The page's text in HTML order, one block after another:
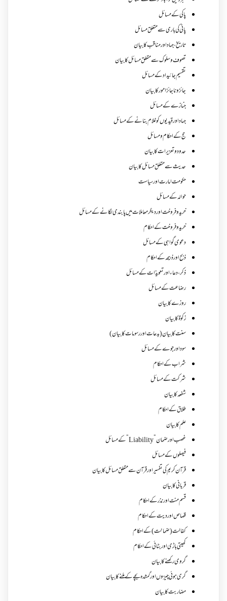
پاکی کے مسائل
پانی کی باری سے متعلق مسائل
تاریخ،جہاد اور مناقب کا بیان
تصوف و سلوک سے متعلق مسائل کا بیان
تقسیم جائیداد کے مسائل
جائز و ناجائزامور کا بیان
جنازے کےمسائل
جہاد اور قیدیوں کو غلام بنانے کے مسائل
حج کے احکام ومسائل
حدود و تعزیرات کا بیان
حدیث سے متعلق مسائل کا بیان
حکومت امارت اور سیاست
حوالہ کے مسائل
خرید و فروخت اور دیگر معاملات میں پابندی لگانے کے مسائل
خرید و فروخت کے احکام
دعوی گواہی کے مسائل
ذبح اور ذبیحہ کے احکام
ذکر،دعاء اور تعویذات کے مسائل
رضاعت کے مسائل
روزے کا بیان
زکوة کابیان
سنت کا بیان (بدعات اور رسومات کا بیان)
سود اور جوے کے مسائل
شراب کے احکام
شرکت کے مسائل
شفعہ کا بیان
طلاق کے احکام
علم کا بیان
غصب اورضمان”Liability” کے مسائل
فیصلوں کے مسائل
قرآن کریم کی تفسیر اور قرآن سے متعلق مسائل کا بیان
قربانی کا بیان
قسم منت اور نذر کے احکام
قصاص اور دیت کے احکام
کفالت (ضمانت) کے احکام
کھیتی باڑی اور بٹائی کے احکام
گروی رکھنے کا بیان
گری ہوئی چیزوں اورگمشدہ بچے کے ملنے کا بیان
مضاربت کا بیان